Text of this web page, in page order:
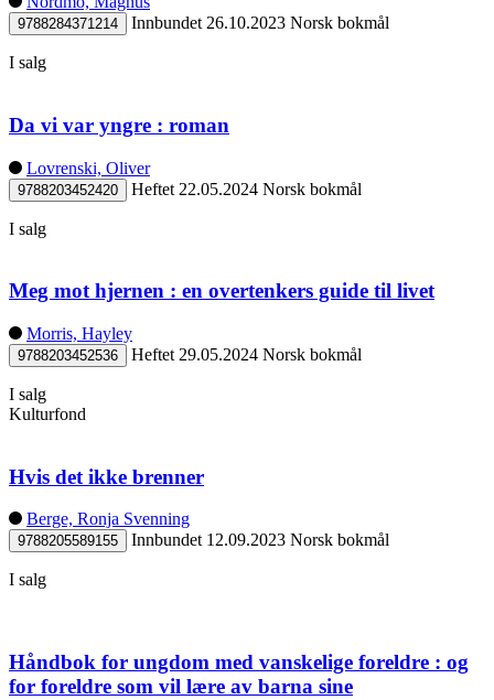
9788284371214 Innbundet 26.10.2023 Norsk bokmål
I salg
Da vi var yngre : roman
Lovrenski, Oliver
9788203452420 Heftet 22.05.2024 Norsk bokmål
I salg
Meg mot hjernen : en overtenkers guide til livet
Morris, Hayley
9788203452536 Heftet 29.05.2024 Norsk bokmål
I salg
Kulturfond
Hvis det ikke brenner
Berge, Ronja Svenning
9788205589155 Innbundet 12.09.2023 Norsk bokmål
I salg
Håndbok for ungdom med vanskelige foreldre : og
for foreldre som vil lære av barna sine